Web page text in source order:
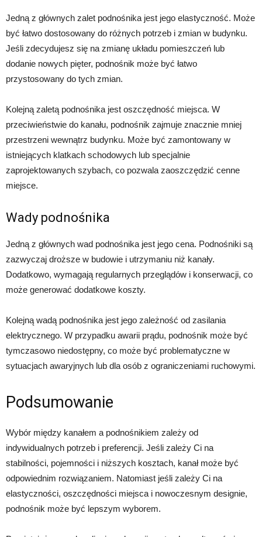
Jedną z głównych zalet podnośnika jest jego elastyczność. Może
być łatwo dostosowany do różnych potrzeb i zmian w budynku.
Jeśli zdecydujesz się na zmianę układu pomieszczeń lub
dodanie nowych pięter, podnośnik może być łatwo
przystosowany do tych zmian.
Kolejną zaletą podnośnika jest oszczędność miejsca. W
przeciwieństwie do kanału, podnośnik zajmuje znacznie mniej
przestrzeni wewnątrz budynku. Może być zamontowany w
istniejących klatkach schodowych lub specjalnie
zaprojektowanych szybach, co pozwala zaoszczędzić cenne
miejsce.
Wady podnośnika
Jedną z głównych wad podnośnika jest jego cena. Podnośniki są
zazwyczaj droższe w budowie i utrzymaniu niż kanały.
Dodatkowo, wymagają regularnych przeglądów i konserwacji, co
może generować dodatkowe koszty.
Kolejną wadą podnośnika jest jego zależność od zasilania
elektrycznego. W przypadku awarii prądu, podnośnik może być
tymczasowo niedostępny, co może być problematyczne w
sytuacjach awaryjnych lub dla osób z ograniczeniami ruchowymi.
Podsumowanie
Wybór między kanałem a podnośnikiem zależy od
indywidualnych potrzeb i preferencji. Jeśli zależy Ci na
stabilności, pojemności i niższych kosztach, kanał może być
odpowiednim rozwiązaniem. Natomiast jeśli zależy Ci na
elastyczności, oszczędności miejsca i nowoczesnym designie,
podnośnik może być lepszym wyborem.